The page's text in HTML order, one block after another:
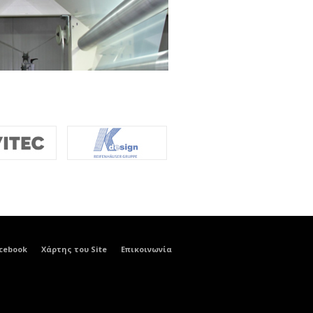
Χάρτης του Site Επικοινωνία